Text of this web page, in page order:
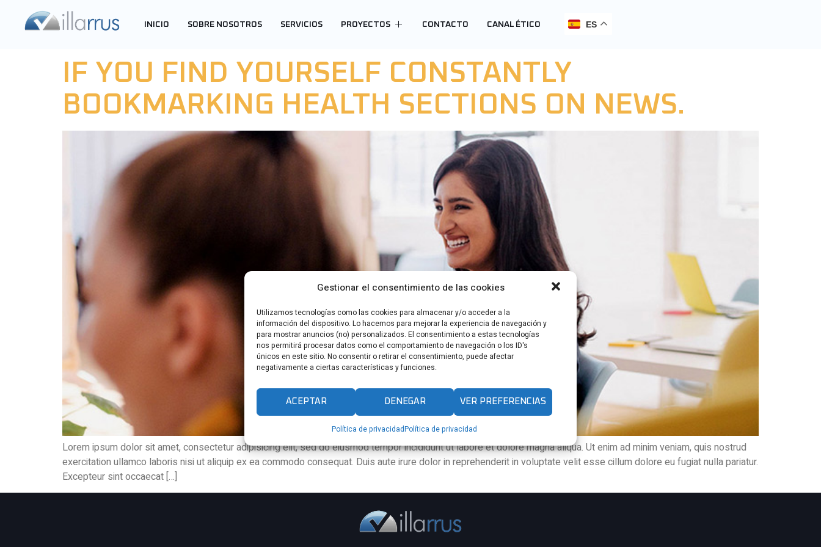
Gestionar el consentimiento de las cookies
Utilizamos tecnologías como las cookies para almacenar y/o acceder a la
información del dispositivo. Lo hacemos para mejorar la experiencia de navegación y
para mostrar anuncios (no) personalizados. El consentimiento a estas tecnologías
nos permitirá procesar datos como el comportamiento de navegación o los ID's
únicos en este sitio. No consentir o retirar el consentimiento, puede afectar
negativamente a ciertas características y funciones.
ACEPTAR DENEGAR VER PREFERENCIAS
Política de privacidadPolítica de privacidad
INICIO SOBRE NOSOTROS SERVICIOS PROYECTOS CONTACTO CANAL ÉTICO ES
ETIQUETA: KEYBOARD
IF YOU FIND YOURSELF CONSTANTLY
BOOKMARKING HEALTH SECTIONS ON NEWS.
Lorem ipsum dolor sit amet, consectetur adipisicing elit, sed do eiusmod tempor incididunt ut labore et dolore magna aliqua. Ut enim ad minim veniam, quis nostrud
exercitation ullamco laboris nisi ut aliquip ex ea commodo consequat. Duis aute irure dolor in reprehenderit in voluptate velit esse cillum dolore eu fugiat nulla pariatur.
Excepteur sint occaecat […]